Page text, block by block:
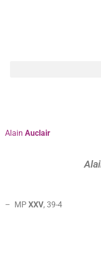
Alain Auclair
– MP XXV, 39-4